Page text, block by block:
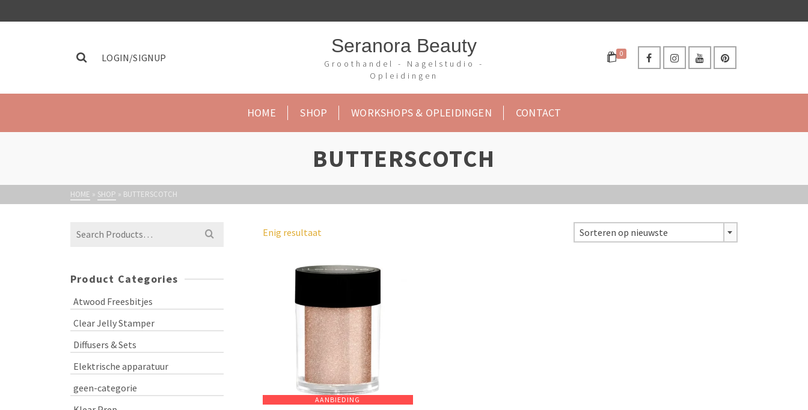
LOGIN/SIGNUP
Seranora Beauty
Groothandel - Nagelstudio -
Opleidingen
0
HOME SHOP WORKSHOPS & OPLEIDINGEN CONTACT
BUTTERSCOTCH
HOME » SHOP » BUTTERSCOTCH
Enig resultaat Sorteren op nieuwste
AANBIEDING
Product Categories
Atwood Freesbitjes
Clear Jelly Stamper
Diffusers & Sets
Elektrische apparatuur
geen-categorie